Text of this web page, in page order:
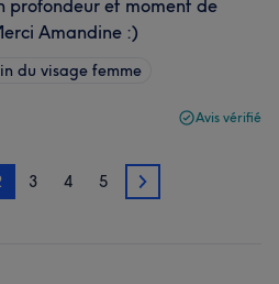
profondeur et moment de
Amandine :)
du visage femme
Avis vérifié
3 4 5 3